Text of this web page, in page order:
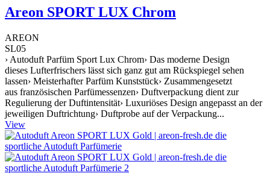
Areon SPORT LUX Chrom
AREON
SL05
› Autoduft Parfüm Sport Lux Chrom› Das moderne Design
dieses Lufterfrischers lässt sich ganz gut am Rückspiegel sehen
lassen› Meisterhafter Parfüm Kunststück› Zusammengesetzt
aus französischen Parfümessenzen› Duftverpackung dient zur
Regulierung der Duftintensität› Luxuriöses Design angepasst an der
jeweiligen Duftrichtung› Duftprobe auf der Verpackung...
View